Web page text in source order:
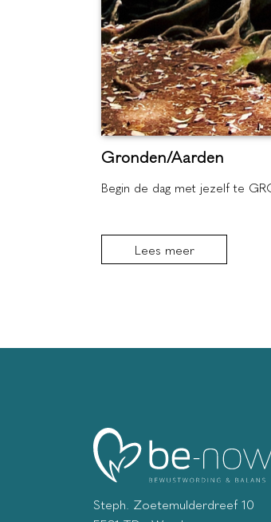
Gronden/Aarden
Begin de dag met jezelf te
Lees meer
Steph. Zoetemulderdreef 10